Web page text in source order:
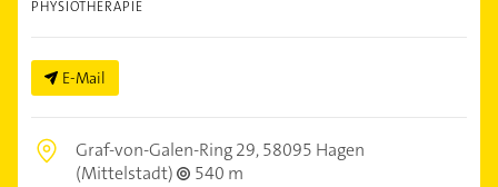
PHYSIOTHERAPIE
E-Mail
Graf-von-Galen-Ring 29,58095 Hagen
(Mittelstadt)
540 m